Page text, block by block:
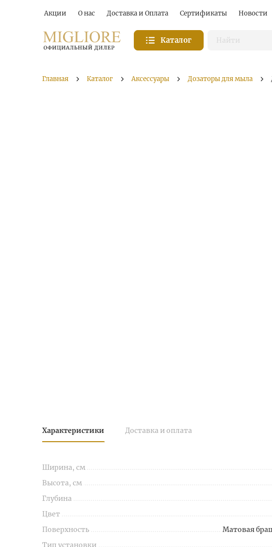
Акции О нас Доставка и Оплата Сертификаты Новости
Каталог
Главная Каталог Аксессуары Дозаторы для мыла
Характеристики Доставка и оплата
Ширина, см
Высота, см
Глубина
Цвет
Поверхность
Матовая
Тип установки